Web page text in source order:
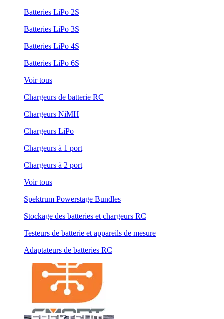
Batteries LiPo 2S
Batteries LiPo 3S
Batteries LiPo 4S
Batteries LiPo 6S
Voir tous
Chargeurs de batterie RC
Chargeurs NiMH
Chargeurs LiPo
Chargeurs à 1 port
Chargeurs à 2 port
Voir tous
Spektrum Powerstage Bundles
Stockage des batteries et chargeurs RC
Testeurs de batterie et appareils de mesure
Adaptateurs de batteries RC